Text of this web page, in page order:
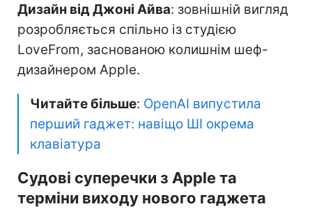
Дизайн від Джоні Айва: зовнішній вигляд
розробляється спільно із студією
LoveFrom, заснованою колишнім шеф-
дизайнером Apple.
Читайте більше: OpenAI випустила
перший гаджет: навіщо ШІ окрема
клавіатура
Судові суперечки з Apple та
терміни виходу нового гаджета